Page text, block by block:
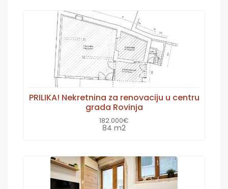
PRILIKA! Nekretnina za renovaciju u centru
grada Rovinja
182.000€
84 m2